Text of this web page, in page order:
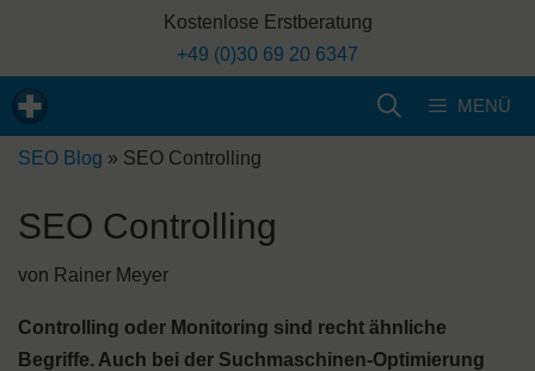
Kostenlose Erstberatung
+49 (0)30 69 20 6347
MENÜ
SEO Blog » SEO Controlling
SEO Controlling
von Rainer Meyer
Controlling oder Monitoring sind recht ähnliche
Begriffe. Auch bei der Suchmaschinen-Optimierung